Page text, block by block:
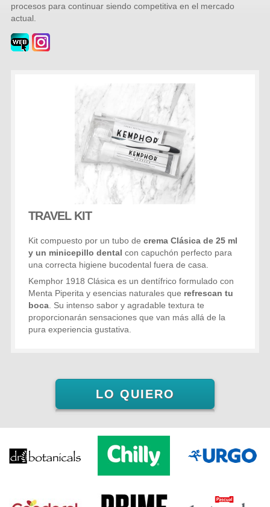
procesos para continuar siendo competitiva en el mercado
actual.
TRAVEL KIT
Kit compuesto por un tubo decrema Clásica de 25 ml
y un minicepillo dental con capuchón perfecto para
una correcta higiene bucodental fuera de casa.
Kemphor 1918 Clásica es un dentífrico formulado con
Menta Piperita y esencias naturales que refrescan tu
boca . Su intenso sabor y agradable textura te
proporcionarán sensaciones que van más allá de la
pura experiencia gustativa.
LO QUIERO